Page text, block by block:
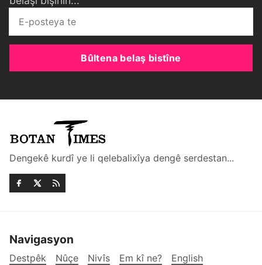
Bûltena belaş bistîne
Dengekê kurdî ye li qelebalixîya dengê serdestan...
Navigasyon
Destpêk Nûçe Nivîs Em kî ne?
English